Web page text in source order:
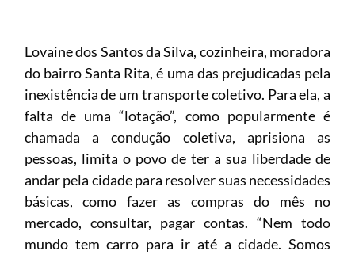
Lovaine dos Santos da Silva, cozinheira, moradora
do bairro Santa Rita, é uma das prejudicadas pela
inexistência de um transporte coletivo. Para ela, a
falta de uma “lotação”, como popularmente é
chamada a condução coletiva, aprisiona as
pessoas, limita o povo de ter a sua liberdade de
andar pela cidade para resolver suas necessidades
básicas, como fazer as compras do mês no
mercado, consultar, pagar contas. “Nem todo
mundo tem carro para ir até a cidade. Somos